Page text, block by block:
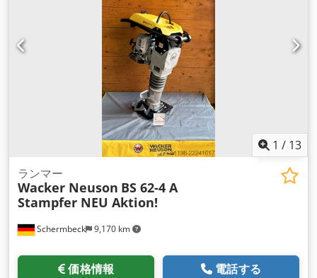
1 / 13
Schermbeck 9,170 km
ランマー
Wacker Neuson BS 62-4 A
Stampfer NEU Aktion!
価格情報 電話する